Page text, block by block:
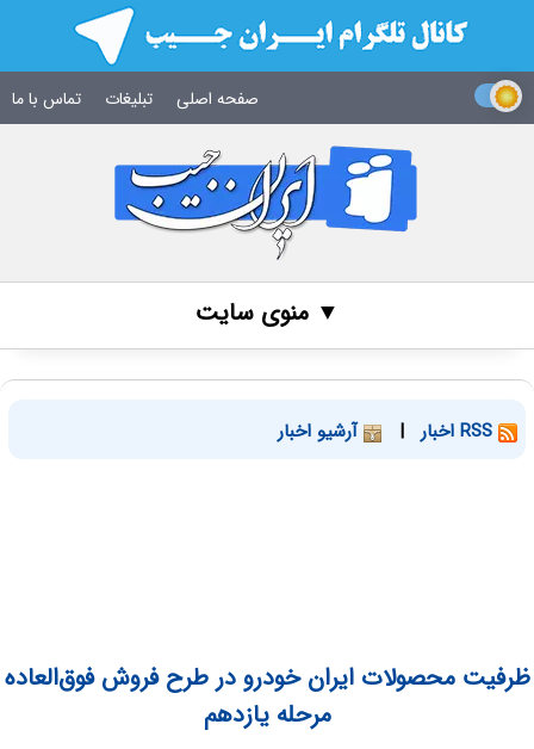
صفحه اصلی تبلیغات تماس با ما
▼ منوی سایت
| آرشیو اخبار
ظرفیت محصولات ایران خودرو در طرح فروش فوق‌العاده
مرحله یازدهم